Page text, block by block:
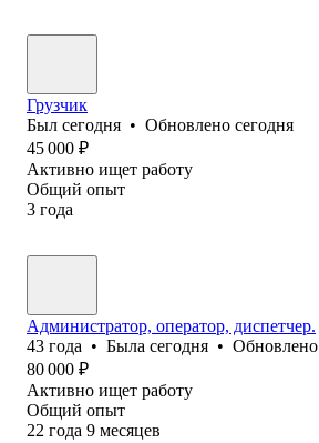
Грузчик
Был сегодня • Обновлено сегодня
45 000 ₽
Активно ищет работу
Общий опыт
3 года
Администратор, оператор, диспетчер.
43 года • Была сегодня • Обновлено
80 000 ₽
Активно ищет работу
Общий опыт
22 года 9 месяцев